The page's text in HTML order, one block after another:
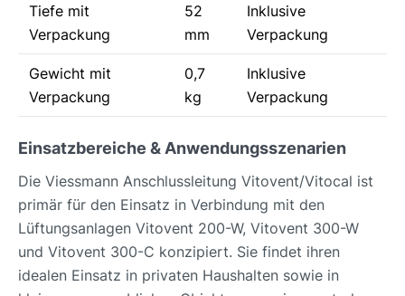
Tiefe mit
Verpackung
52
mm
Inklusive
Verpackung
Gewicht mit
Verpackung
0,7
kg
Inklusive
Verpackung
Einsatzbereiche & Anwendungsszenarien
Die Viessmann Anschlussleitung Vitovent/Vitocal ist
primär für den Einsatz in Verbindung mit den
Lüftungsanlagen Vitovent 200-W, Vitovent 300-W
und Vitovent 300-C konzipiert. Sie findet ihren
idealen Einsatz in privaten Haushalten sowie in